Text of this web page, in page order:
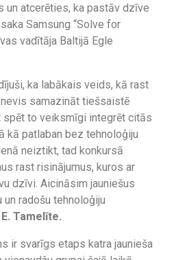
atcerēties, ka pastāv dzīve
Samsung “Solve for
vadītāja Baltijā Egle
ka labākais veids, kā rast
samazināt tiešsaistē
spēt to veiksmīgi integrēt citās
kā patlaban bez tehnoloģiju
neiztikt, tad konkursā
rast risinājumus, kuros ar
dzīvi. Aicināsim jauniešus
radošu tehnoloģiju
E. Tamelīte.
ir svarīgs etaps katra jaunieša